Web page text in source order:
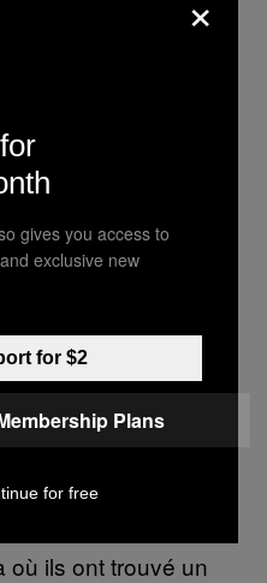
il a tué
, 21 ans,
de Los Angeles.
Samsoe a
à son cours
une descente dans
où ils ont trouvé un
gives you access to
exclusive new
for $2
Plans
for free